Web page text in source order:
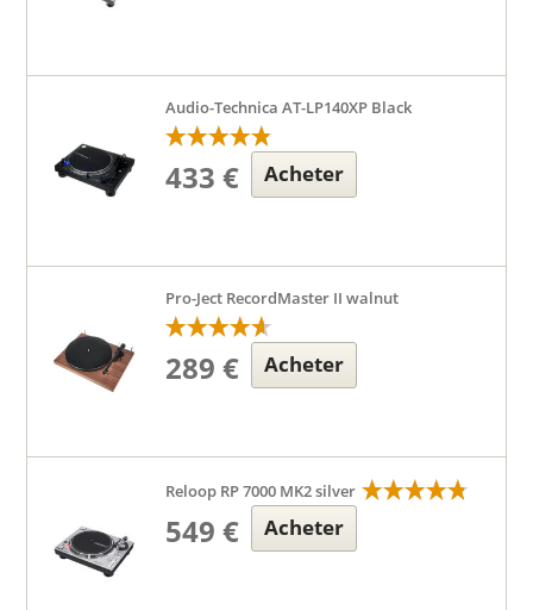
Audio-Technica AT-LP140XP Black
433 € Acheter
Pro-Ject RecordMaster II walnut
289 € Acheter
Reloop RP 7000 MK2 silver
549 € Acheter